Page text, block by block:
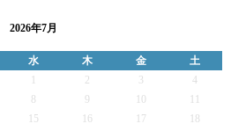
2026年7月
水 木 金
土
2 3
4
9
15 16 17